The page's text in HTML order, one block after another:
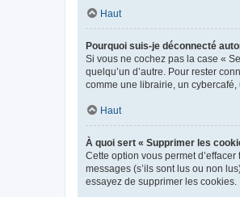
Haut
Pourquoi suis-je déconnecté
Si vous ne cochez pas la case «
quelqu’un d’autre. Pour rester
comme une librairie, un cybercafé,
Haut
À quoi sert « Supprimer les
Cette option vous permet
messages (s’ils sont lus ou non
essayez de supprimer les cookies.